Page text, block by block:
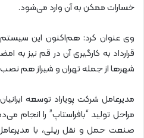
خسارات ممکن به آن وارد می‌شود.
وی عنوان کرد: هم‌اکنون این
قرارداد به کارگیری آن در قم نیز به
شهرها از جمله تهران و شیراز هم نصب
مدیرعامل شرکت پویاراد توسعه
مراحل تولید “بافراستاپ” را انجام
صنعت حمل و نقل ریلی، با